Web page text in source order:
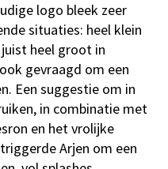
logo bleek zeer
situaties: heel klein
heel groot in
gevraagd om een
Een suggestie om in
in combinatie met
en het vrolijke
Arjen om een